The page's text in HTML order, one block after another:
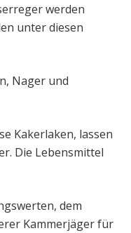
werden
unter diesen
Nager und
Kakerlaken, lassen
Die Lebensmittel
dem
Kammerjäger für